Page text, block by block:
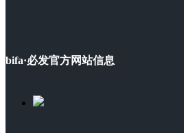
bifa·必发官方网站信息